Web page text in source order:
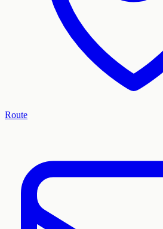
Route